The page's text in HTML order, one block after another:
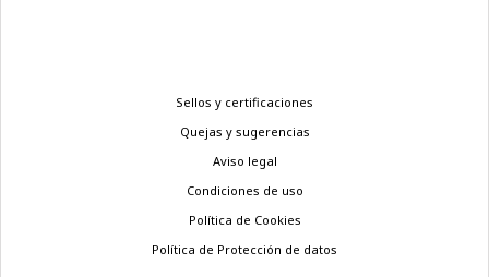
Sellos y certificaciones
Quejas y sugerencias
Aviso legal
Condiciones de uso
Política de Cookies
Política de Protección de datos